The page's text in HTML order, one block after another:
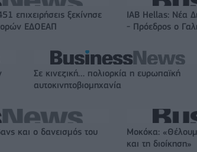
επιχειρήσεις ξεκίνησε
ΕΔΟΕΑΠ
IAB Hellas: Νέα
- Πρόεδρος ο
Σε κινεζική… πολιορκία η ευρωπαϊκή
αυτοκινητοβιομηχανία
και ο δανεισμός του
Μοκόκα:
και τη διοίκηση»